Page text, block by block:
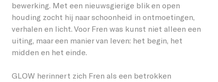
bewerking. Met een nieuwsgierige blik en open
houding zocht hij naar schoonheid in ontmoetingen,
verhalen en licht. Voor Fren was kunst niet alleen een
uiting, maar een manier van leven: het begin, het
midden en het einde.
GLOW herinnert zich Fren als een betrokken